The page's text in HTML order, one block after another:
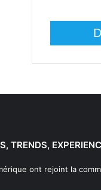
TRENDS,
ont rejoint la